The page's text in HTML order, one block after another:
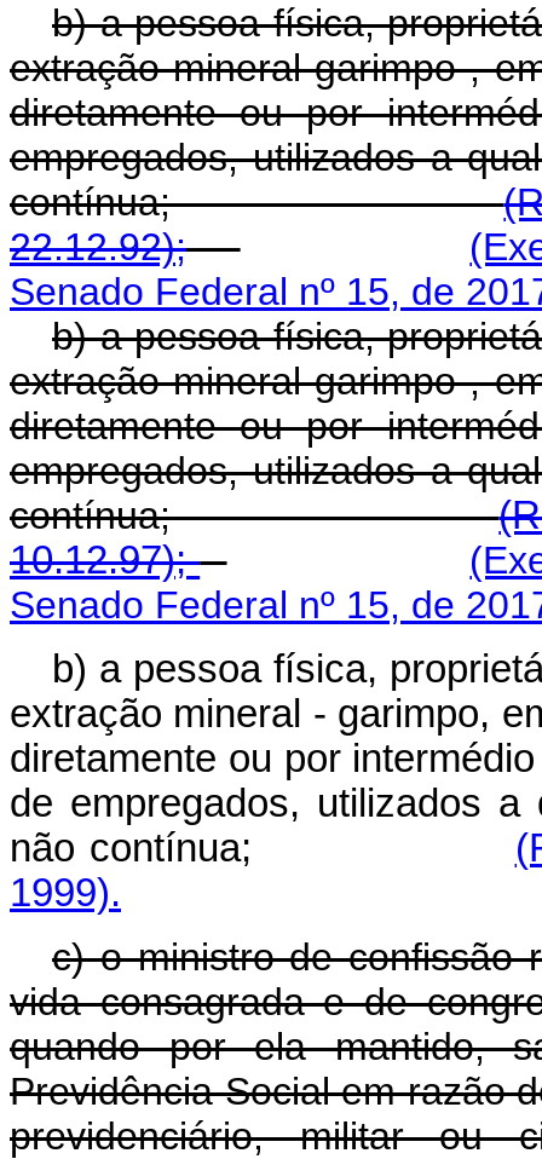
b) a pessoa física,
extração mineral garimpo ,
diretamente ou por
empregados, utilizados a
contínua;
22.12.92);
Senado Federal nº 15, de
b) a pessoa física,
extração mineral garimpo ,
diretamente ou por
empregados, utilizados a
contínua;
10.12.97);
Senado Federal nº 15, de
b) a pessoa física,
extração mineral - garimpo,
diretamente ou por
de empregados, utilizados
não contínua;
1999).
c) o ministro de confissão
vida consagrada e de
quando por ela mantido,
Previdência Social em razão
previdenciário, militar ou